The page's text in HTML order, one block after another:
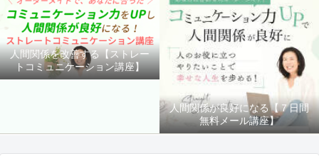
人間関係を改善する【ストレー
トコミュニケーション講座】
人間関係が良好になる【７日間
無料メール講座】